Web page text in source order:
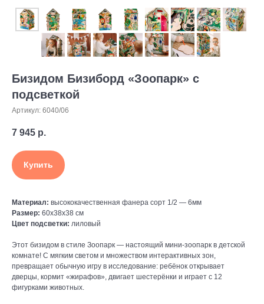
Бизидом Бизиборд «Зоопарк» с
подсветкой
Артикул: 6040/06
7 945 р.
Купить
Материал: высококачественная фанера сорт 1/2 — 6мм
Размер: 60х38х38 см
Цвет подсветки: лиловый
Этот бизидом в стиле Зоопарк — настоящий мини-зоопарк в детской
комнате! С мягким светом и множеством интерактивных зон,
превращает обычную игру в исследование: ребёнок открывает
дверцы, кормит «жирафов», двигает шестерёнки и играет с 12
фигурками животных.